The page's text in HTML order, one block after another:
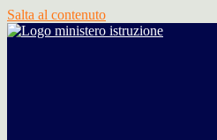
Salta al contenuto